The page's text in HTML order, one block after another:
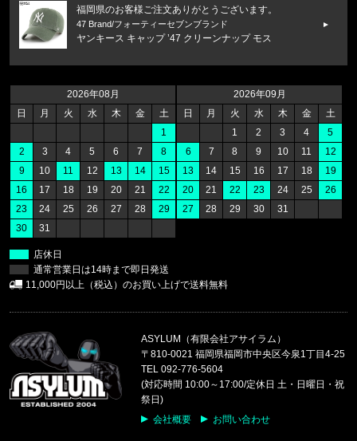
ASYLUM（有限会社アサイラム）
〒810-0021 福岡県福岡市中央区今泉1丁目4-25
TEL 092-776-5604
(対応時間 10:00～17:00/定休日 土・日曜日・祝
祭日)
会社概要
お問い合わせ
2026年08月
日
月 火 水 木 金
土
1
2
3 4 5 6 7
8
9
10 11 12 13 14
15
16
17 18 19 20 21
22
23
24 25 26 27 28
29
30
31
2026年09月
日
月 火 水 木 金
土
1
2 3 4
5
6
7 8 9 10 11
12
13
14 15 16 17 18
19
20
21 22 23 24 25
26
27
28 29 30 31
店休日
通常営業日は14時まで即日発送
11,000円以上（税込）のお買い上げで送料無料
福岡県のお客様ご注文ありがとうございます。
47 Brand/フォーティーセブンブランド
ヤンキース キャップ ’47 クリーンナップ モス
CALVIN KLEIN/カルバンクライン
COTTON STRETCH 5PK TRUNK
福岡県のお客様ご注文ありがとうございます。
reversal/リバーサル
rvddw FIGHT SHORTS rvbs05
福岡県のお客様ご注文ありがとうございます。
福岡県のお客様ご注文ありがとうございます。
S/S RASH GUARD CB5HJ501 /
福岡県のお客様ご注文ありがとうございます。
CALVIN KLEIN/カルバンクライン
INTENSE POWER 3PK TRUNK 3
東京都のお客様ご注文ありがとうございます。